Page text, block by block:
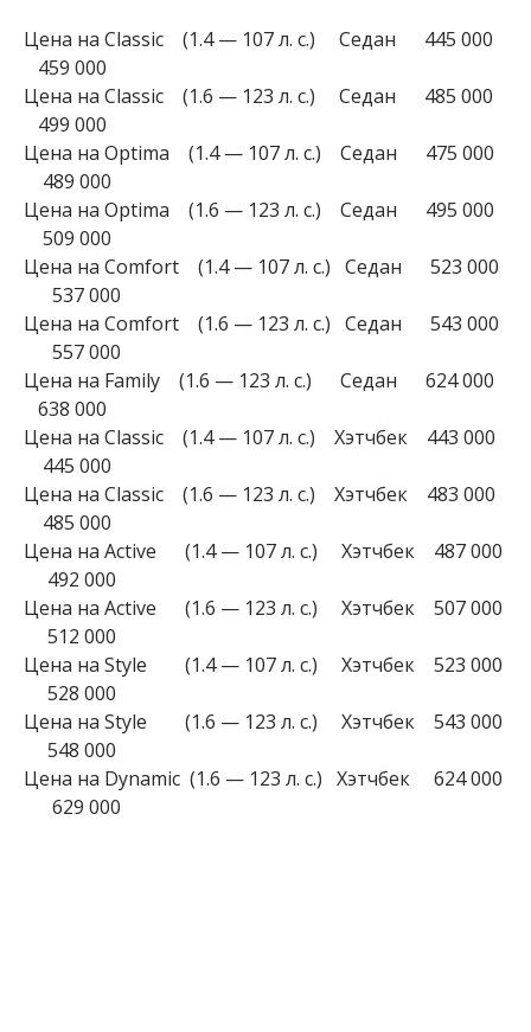
Цена на Classic (1.4 — 107 л. с.) Седан 445 000
459 000
Цена на Classic (1.6 — 123 л. с.) Седан 485 000
499 000
Цена на Optima (1.4 — 107 л. с.) Седан 475 000
489 000
Цена на Optima (1.6 — 123 л. с.) Седан 495 000
509 000
Цена на Comfort (1.4 — 107 л. с.) Седан 523 000
537 000
Цена на Comfort (1.6 — 123 л. с.) Седан 543 000
557 000
Цена на Family (1.6 — 123 л. с.) Седан 624 000
638 000
Цена на Classic (1.4 — 107 л. с.) Хэтчбек 443 000
445 000
Цена на Classic (1.6 — 123 л. с.) Хэтчбек 483 000
485 000
Цена на Active (1.4 — 107 л. с.) Хэтчбек 487 000
492 000
Цена на Active (1.6 — 123 л. с.) Хэтчбек 507 000
512 000
Цена на Style (1.4 — 107 л. с.) Хэтчбек 523 000
528 000
Цена на Style (1.6 — 123 л. с.) Хэтчбек 543 000
548 000
Цена на Dynamic (1.6 — 123 л. с.) Хэтчбек 624 000
629 000